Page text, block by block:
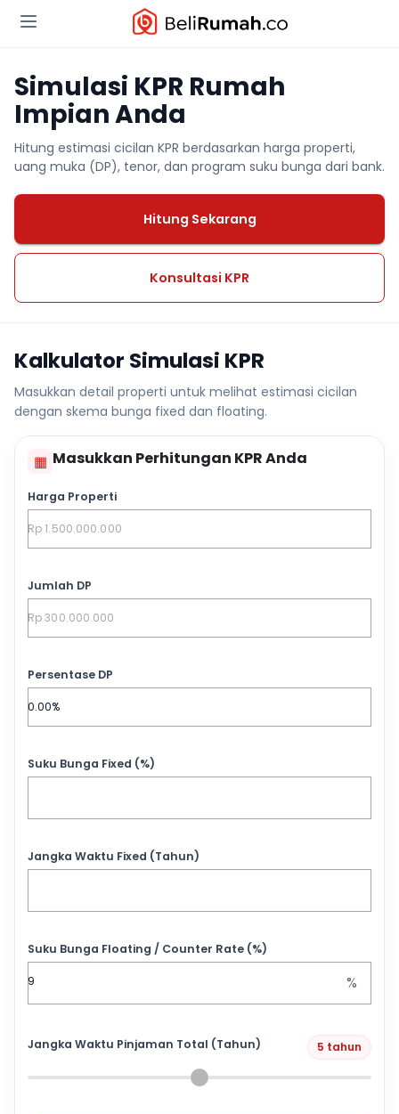
Simulasi KPR Rumah
Impian Anda
Hitung estimasi cicilan KPR berdasarkan harga properti,
uang muka (DP), tenor, dan program suku bunga dari bank.
Hitung Sekarang
Konsultasi KPR
Kalkulator Simulasi KPR
Masukkan detail properti untuk melihat estimasi cicilan
dengan skema bunga fixed dan floating.
▦ Masukkan Perhitungan KPR Anda
Harga Properti
Jumlah DP
Persentase DP
Suku Bunga Fixed (%)
Jangka Waktu Fixed (Tahun)
Suku Bunga Floating / Counter Rate (%)
%
Jangka Waktu Pinjaman Total (Tahun) 5 tahun